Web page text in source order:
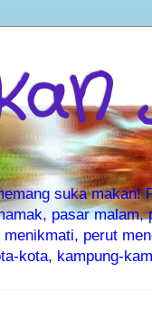
suka makan!
pasar
menikmati, perut
kota, kampung-